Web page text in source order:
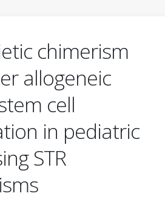
chimerism
allogeneic
cell
in pediatric
STR